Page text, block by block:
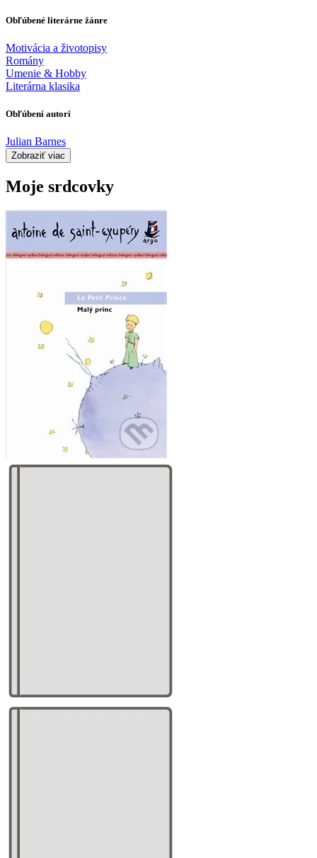
Obľúbené literárne žánre
Motivácia a životopisy
Romány
Umenie & Hobby
Literárna klasika
Obľúbení autori
Julian Barnes
Zobraziť viac
Moje srdcovky